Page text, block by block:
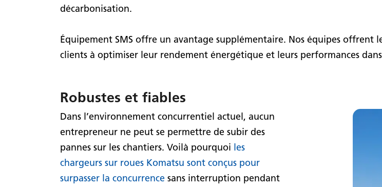
décarbonisation.
Équipement SMS offre un avantage supplémentaire. Nos équipes offrent
clients à optimiser leur rendement énergétique et leurs performances
Robustes et fiables
Dans l’environnement concurrentiel actuel, aucun
entrepreneur ne peut se permettre de subir des
pannes sur les chantiers. Voilà pourquoi les
chargeurs sur roues Komatsu sont conçus pour
surpasser la concurrence sans interruption pendant